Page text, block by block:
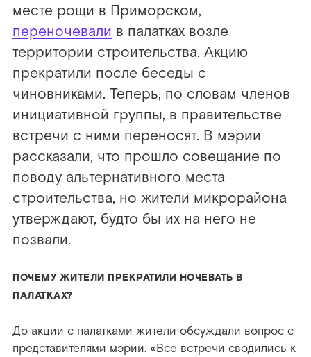
месте рощи в Приморском,
переночевали в палатках возле
территории строительства. Акцию
прекратили после беседы с
чиновниками. Теперь, по словам членов
инициативной группы, в правительстве
встречи с ними переносят. В мэрии
рассказали, что прошло совещание по
поводу альтернативного места
строительства, но жители микрорайона
утверждают, будто бы их на него не
позвали.
ПОЧЕМУ ЖИТЕЛИ ПРЕКРАТИЛИ НОЧЕВАТЬ В
ПАЛАТКАХ?
До акции с палатками жители обсуждали вопрос с
представителями мэрии. «Все встречи сводились к